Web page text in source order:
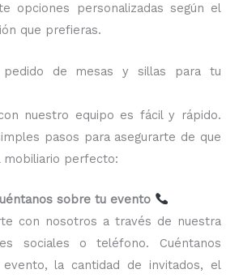
opciones personalizadas según el
que prefieras.
pedido de mesas y sillas para tu
nuestro equipo es fácil y rápido.
pasos para asegurarte de que
perfecto:
sobre tu evento
con nosotros a través de nuestra
sociales o teléfono. Cuéntanos
la cantidad de invitados, el